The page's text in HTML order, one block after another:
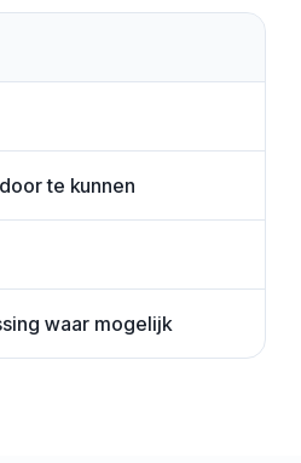
te kunnen
waar mogelijk